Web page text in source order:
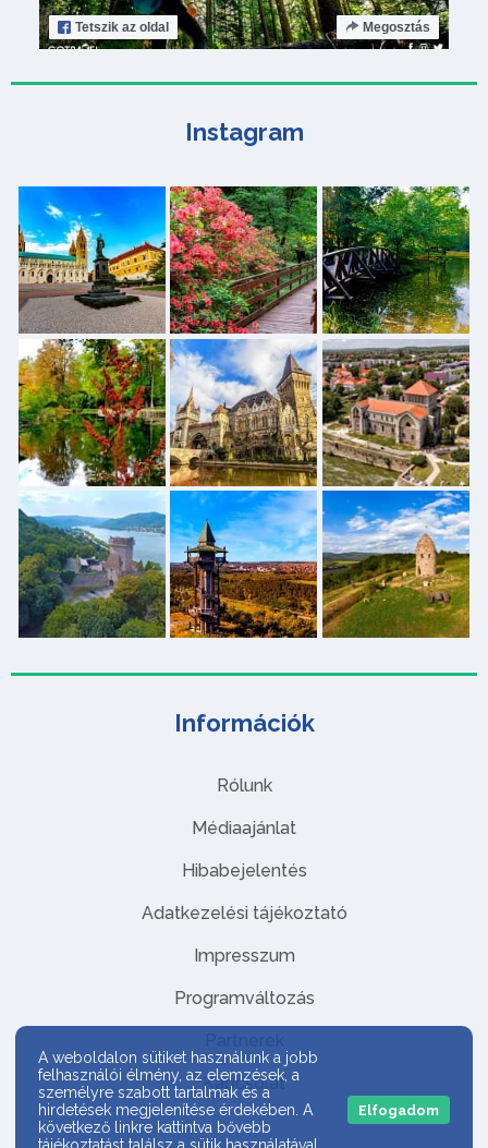
Információk
Rólunk
Médiaajánlat
Hibabejelentés
Adatkezelési tájékoztató
Impresszum
Programváltozás
Kapcsolat
Tetszik az oldal Megosztás
Instagram
A weboldalon sütiket használunk a jobb
felhasználói élmény, az elemzések, a
személyre szabott tartalmak és a
hirdetések megjelenítése érdekében. A
következő linkre kattintva bővebb
Elfogadom